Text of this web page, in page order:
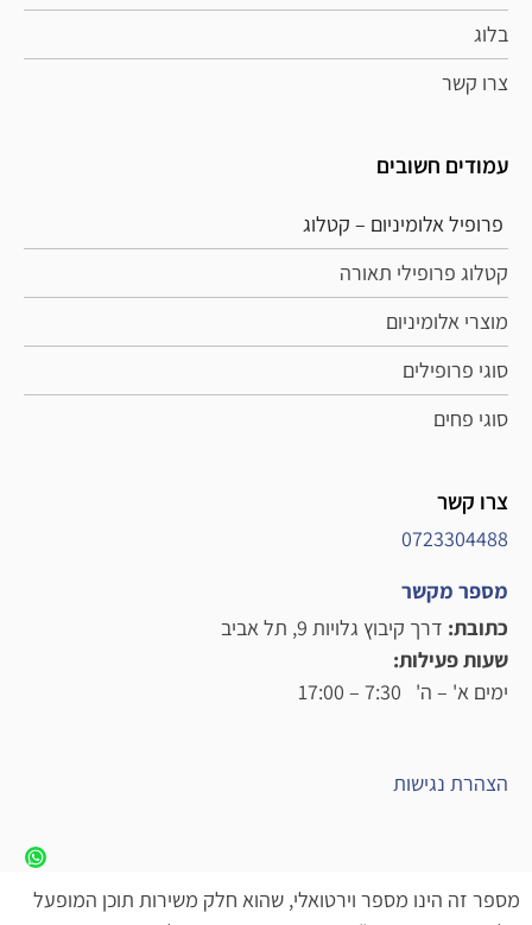
בלוג
צרו קשר
עמודים חשובים
פרופיל אלומיניום – קטלוג
קטלוג פרופילי תאורה
מוצרי אלומיניום
סוגי פרופילים
סוגי פחים
צרו קשר
0723304488
מספר מקשר
כתובת: דרך קיבוץ גלויות 9, תל אביב
שעות פעילות:
ימים א' – ה' 7:30 – 17:00
הצהרת נגישות
מספר זה הינו מספר וירטואלי, שהוא חלק משירות תוכן המופעל